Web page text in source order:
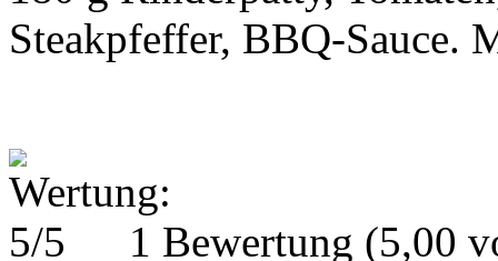
Steakpfeffer, BBQ-Sauce.
1 Bewertung (5,00